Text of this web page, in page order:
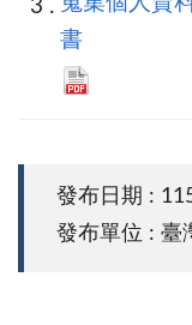
書
發布日期 :
發布單位 : 臺